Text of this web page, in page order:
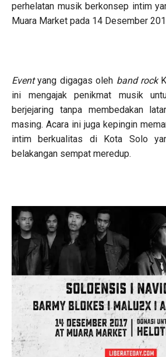
perhelatan musik berkonsep intim
Muara Market pada 14 Desember
Eventyang digagas oleh band rock
ini mengajak penikmat musik
berjejaring tanpa membedakan
masing. Acara ini juga kepingin
intim berkualitas di Kota Solo
belakangan sempat meredup.